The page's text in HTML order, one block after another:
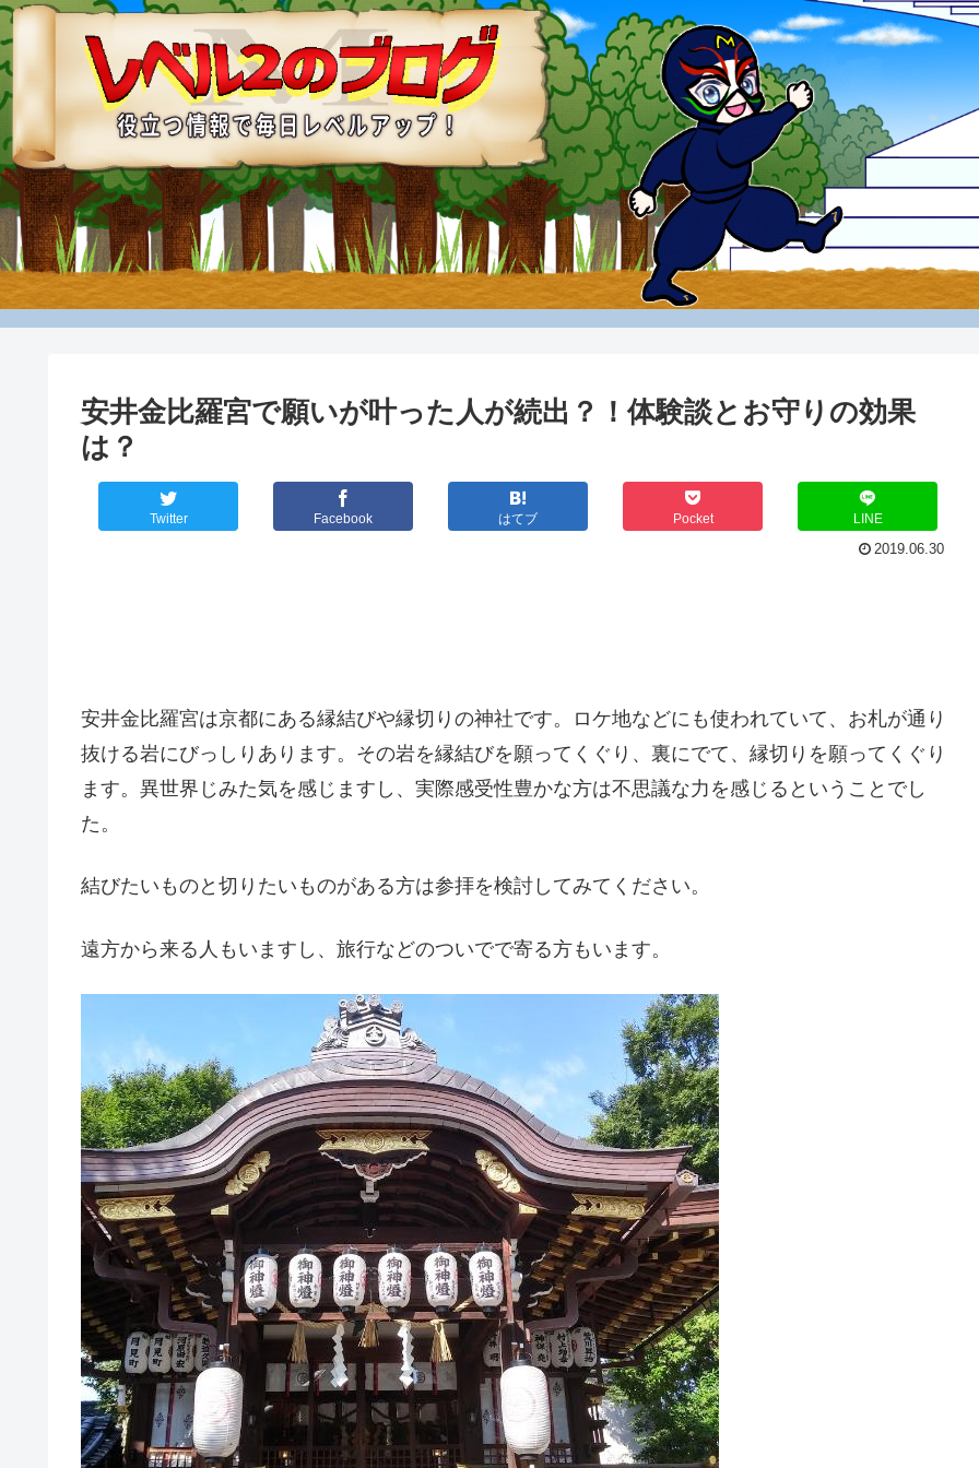
安井金比羅宮で願いが叶った人が続出？！体験談とお守りの効果
は？
Twitter Facebook はてブ Pocket LINE
2019.06.30
安井金比羅宮は京都にある縁結びや縁切りの神社です。ロケ地などにも使われていて、お札が通り
抜ける岩にびっしりあります。その岩を縁結びを願ってくぐり、裏にでて、縁切りを願ってくぐり
ます。異世界じみた気を感じますし、実際感受性豊かな方は不思議な力を感じるということでし
た。
結びたいものと切りたいものがある方は参拝を検討してみてください。
遠方から来る人もいますし、旅行などのついでで寄る方もいます。